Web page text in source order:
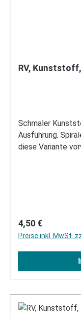
RV,
Schmaler
Ausführung. Spirale 6,5
diese Variante
Regulärer Preis:
4,50 €
Preise inkl. MwSt.